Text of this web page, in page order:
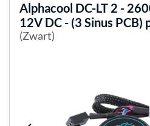
Alphacool DC-LT 2 -
12V DC - (3 Sinus PCB)
(Zwart)